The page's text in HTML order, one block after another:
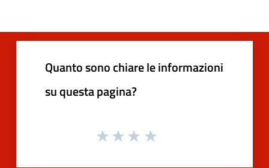
Quanto sono chiare le informazioni
su questa pagina?